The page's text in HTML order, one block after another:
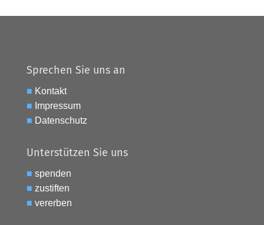
Sprechen Sie uns an
■ Kontakt
■ Impressum
■ Datenschutz
Unterstützen Sie uns
■ spenden
■ zustiften
■ vererben